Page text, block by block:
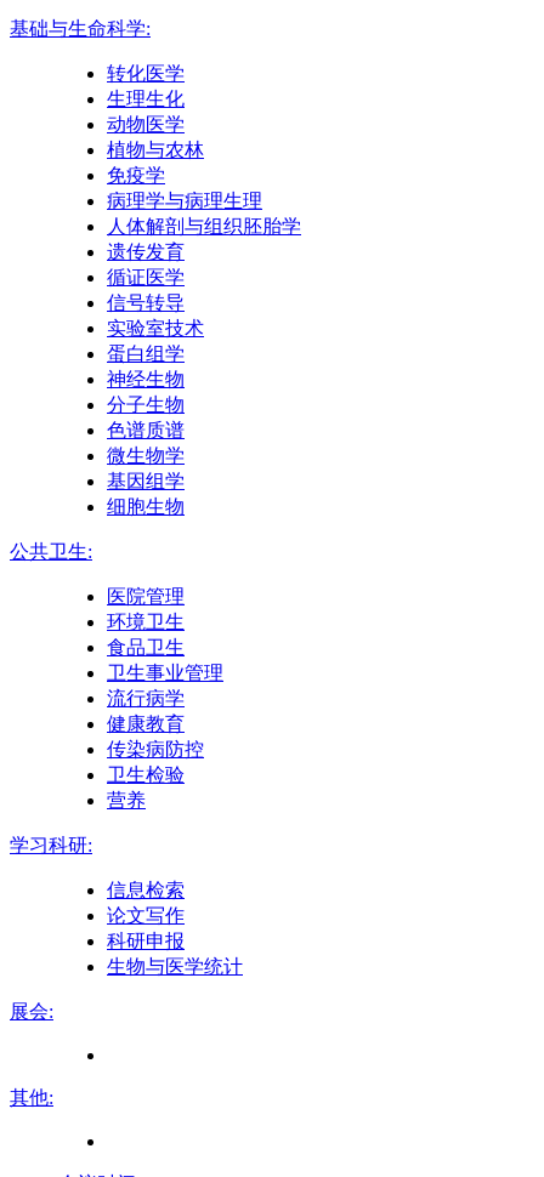
基础与生命科学:
转化医学
生理生化
动物医学
植物与农林
免疫学
病理学与病理生理
人体解剖与组织胚胎学
遗传发育
循证医学
信号转导
实验室技术
蛋白组学
神经生物
分子生物
色谱质谱
微生物学
基因组学
细胞生物
公共卫生:
医院管理
环境卫生
食品卫生
卫生事业管理
流行病学
健康教育
传染病防控
卫生检验
营养
学习科研:
信息检索
论文写作
科研申报
生物与医学统计
展会:
其他: